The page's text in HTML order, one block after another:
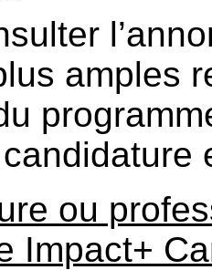
amples
ou
Impact+